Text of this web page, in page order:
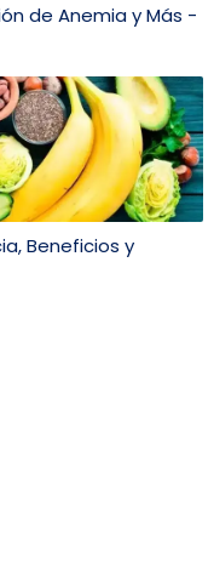
de Anemia y Más -
Beneficios y